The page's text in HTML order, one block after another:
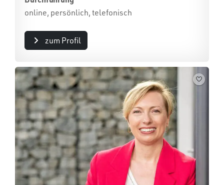
online, persönlich, telefonisch
zum Profil